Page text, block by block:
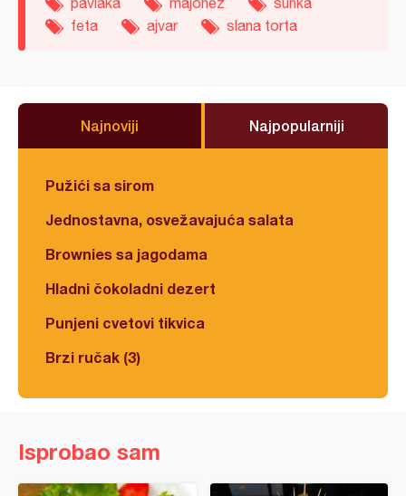
feta
ajvar slana torta
Najnoviji Najpopularniji
Pužići sa sirom
Jednostavna, osvežavajuća salata
Brownies sa jagodama
Hladni čokoladni dezert
Punjeni cvetovi tikvica
Brzi ručak (3)
Isprobao sam